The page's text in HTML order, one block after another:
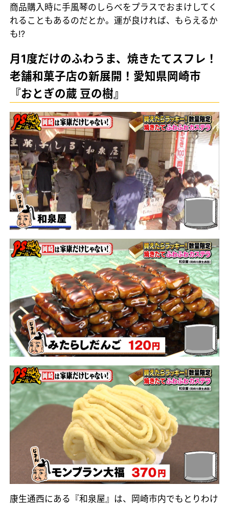
商品購入時に手風琴のしらべをプラスでおまけしてく
れることもあるのだとか。運が良ければ、もらえるか
も⁉
月1度だけのふわうま、焼きたてスフレ！
老舗和菓子店の新展開！愛知県岡崎市
『おとぎの蔵 豆の樹』
康生通西にある『和泉屋』は、岡崎市内でもとりわけ